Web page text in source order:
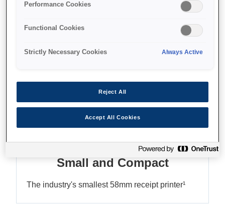
Функції
Small and Compact
The industry's smallest 58mm receipt printer¹
Performance Cookies
Functional Cookies
Strictly Necessary Cookies Always Active
Reject All
Accept All Cookies